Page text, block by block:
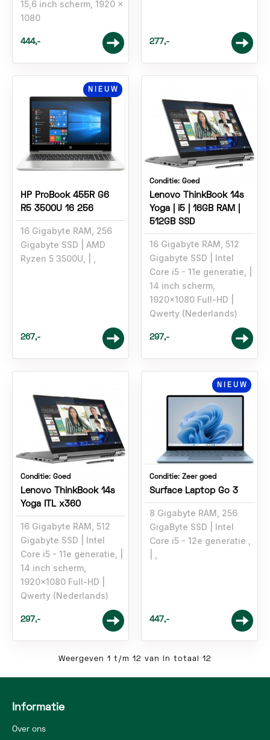
15,6 inch scherm, 1920 x
1080
444,- 277,-
NIEUW
HP ProBook 455R G6
R5 3500U 16 256
16 Gigabyte RAM, 256
Gigabyte SSD
AMD
Ryzen 5 3500U,
267,-
Conditie:Goed
Lenovo ThinkBook 14s
Yoga | i5 | 16GB RAM |
512GB SSD
16 Gigabyte RAM, 512
Gigabyte SSD
Intel
Core i5 - 11e generatie,
14 inch scherm,
1920x1080 Full-HD
Qwerty (Nederlands)
297,-
Conditie: Goed
Lenovo ThinkBook 14s
Yoga ITL x360
16 Gigabyte RAM, 512
Gigabyte SSD
Intel
Core i5 - 11e generatie,
14 inch scherm,
1920x1080 Full-HD
Qwerty (Nederlands)
297,-
Conditie:Zeer goed
NIEUW
Surface Laptop Go 3
8 Gigabyte RAM, 256
GigaByte SSD
Intel
Core i5 - 12e generatie ,
447,-
Weergeven 1 t/m 12 van in totaal 12
Informatie
Over ons